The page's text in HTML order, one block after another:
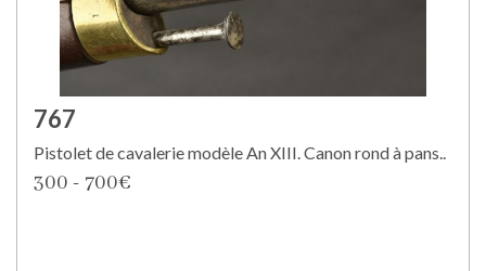
767
Pistolet de cavalerie modèle An XIII. Canon rond à pans..
300 - 700€